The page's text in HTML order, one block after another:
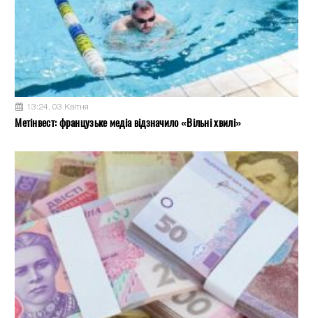
13:24, 03 Квітня
Метінвест: французьке медіа відзначило «Вільні хвилі»